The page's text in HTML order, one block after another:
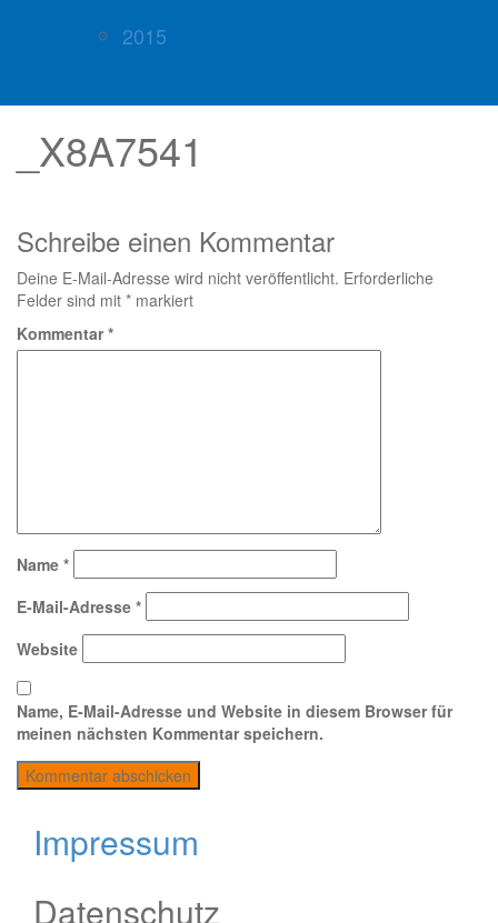
2015
_X8A7541
Schreibe einen Kommentar
Deine E-Mail-Adresse wird nicht veröffentlicht. Erforderliche
Felder sind mit * markiert
Kommentar*
Name *
E-Mail-Adresse *
Website
Name, E-Mail-Adresse und Website in diesem Browser für
meinen nächsten Kommentar speichern.
Impressum
Datenschutz